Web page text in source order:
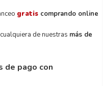
gratis comprando online
de nuestras más de
de pago con